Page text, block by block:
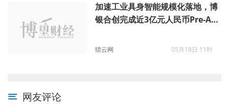
加速工业具身智能规模化落地，博
银合创完成近3亿元人民币Pre-A轮
猎云网 05月18日 11时
网友评论